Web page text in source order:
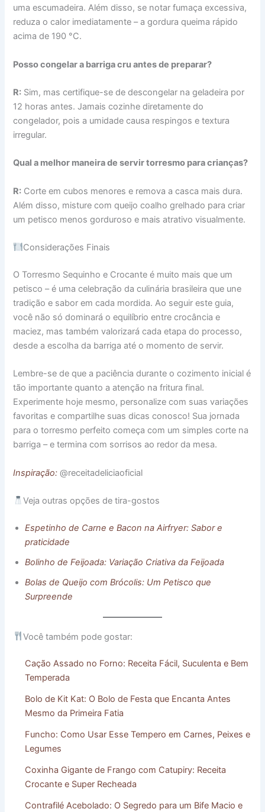
uma escumadeira. Além disso, se notar fumaça excessiva,
reduza o calor imediatamente – a gordura queima rápido
acima de 190 °C.
Posso congelar a barriga cru antes de preparar?
R: Sim, mas certifique-se de descongelar na geladeira por
12 horas antes. Jamais cozinhe diretamente do
congelador, pois a umidade causa respingos e textura
irregular.
Qual a melhor maneira de servir torresmo para crianças?
R: Corte em cubos menores e remova a casca mais dura.
Além disso, misture com queijo coalho grelhado para criar
um petisco menos gorduroso e mais atrativo visualmente.
Considerações Finais
O Torresmo Sequinho e Crocante é muito mais que um
petisco – é uma celebração da culinária brasileira que une
tradição e sabor em cada mordida. Ao seguir este guia,
você não só dominará o equilíbrio entre crocância e
maciez, mas também valorizará cada etapa do processo,
desde a escolha da barriga até o momento de servir.
Lembre-se de que a paciência durante o cozimento inicial é
tão importante quanto a atenção na fritura final.
Experimente hoje mesmo, personalize com suas variações
favoritas e compartilhe suas dicas conosco! Sua jornada
para o torresmo perfeito começa com um simples corte na
barriga – e termina com sorrisos ao redor da mesa.
Inspiração: @receitadeliciaoficial
Veja outras opções de tira-gostos
Espetinho de Carne e Bacon na Airfryer: Sabor e
praticidade
Bolinho de Feijoada: Variação Criativa da Feijoada
Bolas de Queijo com Brócolis: Um Petisco que
Surpreende
Você também pode gostar:
Cação Assado no Forno: Receita Fácil, Suculenta e Bem
Temperada
Bolo de Kit Kat: O Bolo de Festa que Encanta Antes
Mesmo da Primeira Fatia
Funcho: Como Usar Esse Tempero em Carnes, Peixes e
Legumes
Coxinha Gigante de Frango com Catupiry: Receita
Crocante e Super Recheada
Contrafilé Acebolado: O Segredo para um Bife Macio e